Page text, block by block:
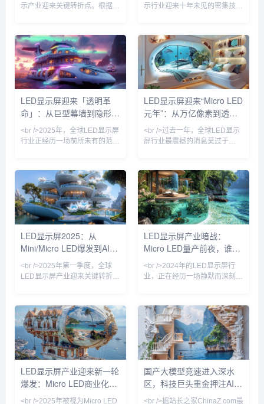
示产业迎来关键转折点。根据最
LED显示屏进入小批量量产阶
段，像素间距突破P0.3以下，亮
度提升至5000nit以上，功耗较
传统COB方案降低40%。产业
链上游的驱动IC芯片、巨量转移
设备订单同比增长230%，核心
设备商Kulicke & Soffa的产能已
被预订至2026年。这标志着
示行业迎来十年未见的密集技术
LED巨量转移效率提升至每小时
百万颗级别，这意味着困扰行业
多年的“成本悬崖”开始松动。与
此同时，苹果手表率先采用
Micro LED微显示屏的消息再度
发酵，供应链消息称其像素密度
已突破3000PPI。与过往OLED
替代LCD的渐进式革命不同，
LED显示屏迎来「透明革
命」：从巨型幕墙到隐形科
技，千亿市场重新洗牌
<br />2025年，全球LED显示屏
行业正经历一场前所未有的范式
终——透明。从纽约时代广场的
玻璃幕墙到上海陆家嘴的云端连
廊，传统笨重的箱体式LED正在
被一种近乎隐形的柔性透明薄膜
所取代。这种透光率高达85%的
LED网格，不仅没有遮挡建筑原
有的采光，反而将玻璃幕墙转化
为动态的信息流载体。行业分析
规模在2024年
LED显示屏迎来“Micro LED
元年”：从万亿像素到透明
电影屏，行业格局正在被重
新定义
<br />过去一年，全球LED显示
屏行业最震撼的消息莫过于
视为“显示技术的圣杯”，但由于
巨量转移工艺复杂、良率低，成
本居高不下。然而，今年多家头
部厂商宣布采用激光转移和范德
华力绑定技术，将Micro LED芯
片的转移效率提升至每小时数百
万颗，良率突破99.9%。最令人
振奋的是，一块55英寸4K
LED显示屏2025：从
Mini/Micro LED爆发到AI驱
动内容革命
<br />2025年第一季度，全球
LED显示屏产业迎来关键转折
业显示领域的渗透率首次突破
35%，较去年同期增长12个百
分点。三星、TCL、京东方等头
部厂商纷纷推出搭载自研Mini
LED驱动方案的巨幕产品，亮度
均匀性与对比度达到新高度。与
此同时，Micro LED技术从实验
室走向中试线，苹果、索尼、利
LED显示屏产业暗战：
Micro LED量产前夜，谁在
改写千亿显示版图？
<br />2024年的LED显示屏行
业，正在经历一场静默而深刻的
距LED从P2.5一路杀至P0.4，
室内商显市场几乎被重塑。然
而，当间距缩小逼近物理极限，
传统的SMD封装与COB技术的
成本曲线开始钝化，行业竞争的
核心从“单位面积价格”转向“单位
像素价值”。最新披露的供应链
数据显示，2024年第三季度，
LED显示屏产业迎来新一轮
爆发：Micro LED商业化提
速，户外广告市场重构
<br />2025年被视为Micro LED
国产大模型竞速进入深水
区，科技巨头重金押注AI基
础设施
<br />据站长之家ChinaZ.com最